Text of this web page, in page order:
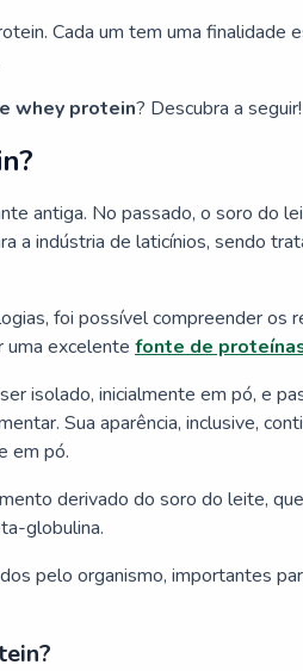
Cada um tem uma finalidade
whey protein? Descubra a seguir!
antiga. No passado, o soro do
a indústria de laticínios, sendo
foi possível compreender os
uma excelente fonte de
isolado, inicialmente em pó, e
Sua aparência, inclusive,
em pó.
derivado do soro do leite,
globulina.
pelo organismo, importantes